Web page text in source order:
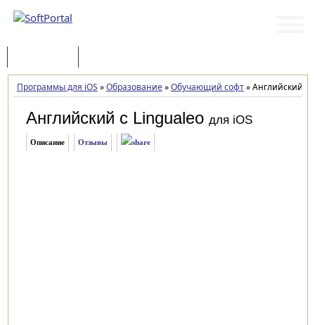
Программы для iOS »Образование»Обучающий софт»Английский с
Английский с Lingualeo для iOS
Описание Отзывы